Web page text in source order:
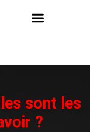
sont les
?